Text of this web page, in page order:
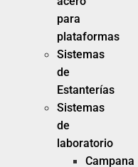
para
plataformas
Sistemas
de
Estanterías
Sistemas
de
laboratorio
Campana